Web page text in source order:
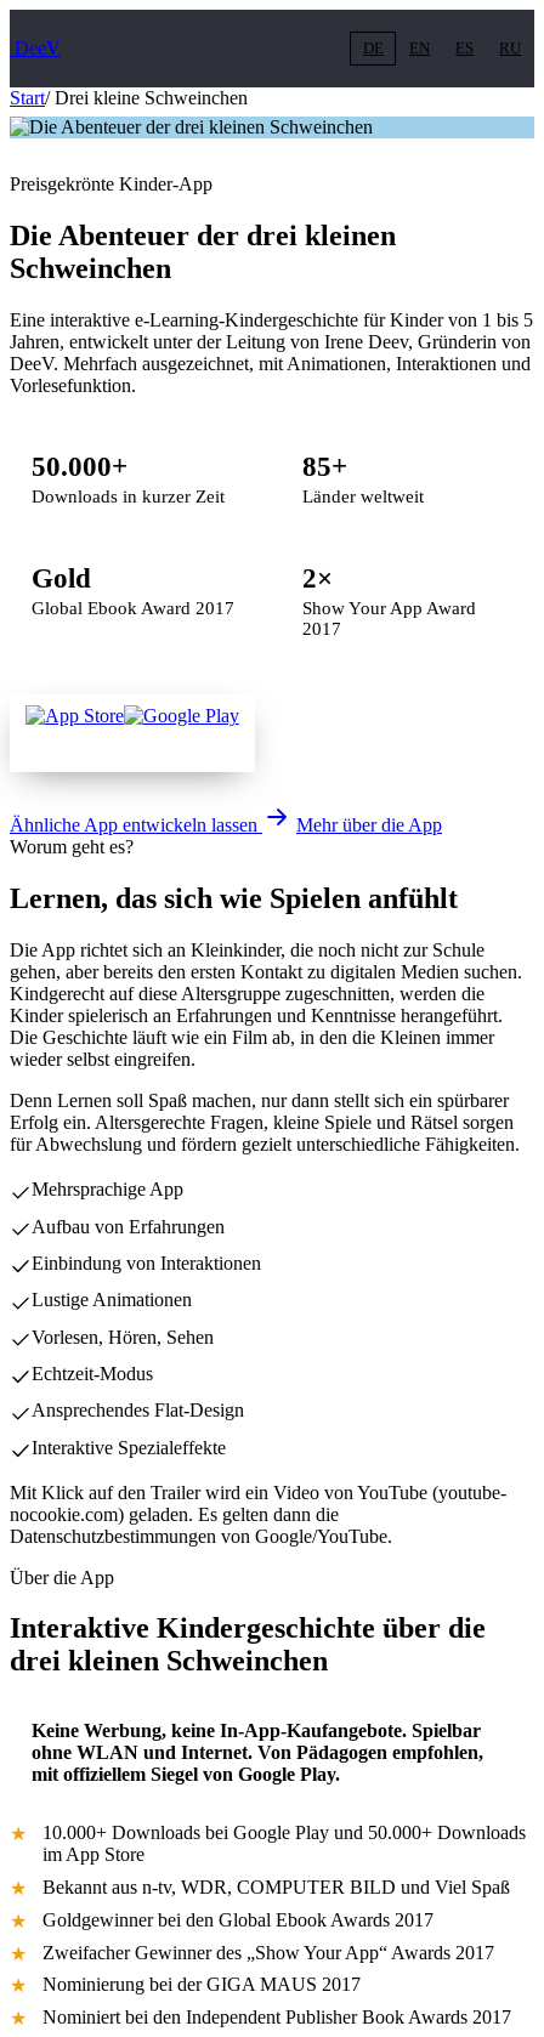
DeeV DE EN ES RU
Start/ Drei kleine Schweinchen
Preisgekrönte Kinder-App
Die Abenteuer der drei kleinen
Schweinchen
Eine interaktive e-Learning-Kindergeschichte für Kinder von 1 bis 5
Jahren, entwickelt unter der Leitung von Irene Deev, Gründerin von
DeeV. Mehrfach ausgezeichnet, mit Animationen, Interaktionen und
Vorlesefunktion.
50.000+
Downloads in kurzer Zeit
85+
Länder weltweit
Gold
Global Ebook Award 2017
2×
Show Your App Award
2017
Ähnliche App entwickeln lassen
Mehr über die App
Worum geht es?
Lernen, das sich wie Spielen anfühlt
Die App richtet sich an Kleinkinder, die noch nicht zur Schule
gehen, aber bereits den ersten Kontakt zu digitalen Medien suchen.
Kindgerecht auf diese Altersgruppe zugeschnitten, werden die
Kinder spielerisch an Erfahrungen und Kenntnisse herangeführt.
Die Geschichte läuft wie ein Film ab, in den die Kleinen immer
wieder selbst eingreifen.
Denn Lernen soll Spaß machen, nur dann stellt sich ein spürbarer
Erfolg ein. Altersgerechte Fragen, kleine Spiele und Rätsel sorgen
für Abwechslung und fördern gezielt unterschiedliche Fähigkeiten.
Mehrsprachige App
Aufbau von Erfahrungen
Einbindung von Interaktionen
Lustige Animationen
Vorlesen, Hören, Sehen
Echtzeit-Modus
Ansprechendes Flat-Design
Interaktive Spezialeffekte
Mit Klick auf den Trailer wird ein Video von YouTube (youtube-
nocookie.com) geladen. Es gelten dann die
Datenschutzbestimmungen von Google/YouTube.
Über die App
Interaktive Kindergeschichte über die
drei kleinen Schweinchen
Keine Werbung, keine In-App-Kaufangebote. Spielbar
ohne WLAN und Internet. Von Pädagogen empfohlen,
mit offiziellem Siegel von Google Play.
10.000+ Downloads bei Google Play und 50.000+ Downloads
im App Store
Bekannt aus n-tv, WDR, COMPUTER BILD und Viel Spaß
Goldgewinner bei den Global Ebook Awards 2017
Zweifacher Gewinner des „Show Your App“ Awards 2017
Nominierung bei der GIGA MAUS 2017
Nominiert bei den Independent Publisher Book Awards 2017